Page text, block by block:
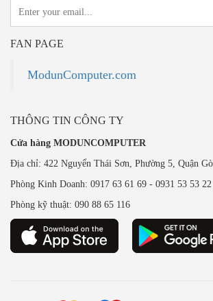
FAN PAGE
ModunComputer.com
THÔNG TIN CÔNG TY
Cửa hàng MODUNCOMPUTER
Địa chỉ: 422 Nguyển Thái Sơn, Phường 5, Quận
Phòng Kinh Doanh: 0917 63 61 69 - 0931 53 53 22
Phòng kỹ thuật: 090 88 65 116